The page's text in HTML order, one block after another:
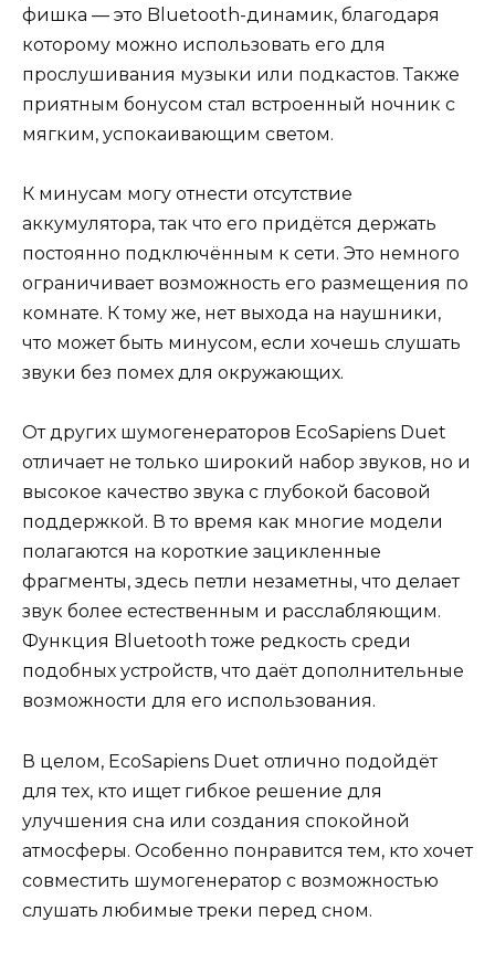
фишка — это Bluetooth-динамик, благодаря
которому можно использовать его для
прослушивания музыки или подкастов. Также
приятным бонусом стал встроенный ночник с
мягким, успокаивающим светом.
К минусам могу отнести отсутствие
аккумулятора, так что его придётся держать
постоянно подключённым к сети. Это немного
ограничивает возможность его размещения по
комнате. К тому же, нет выхода на наушники,
что может быть минусом, если хочешь слушать
звуки без помех для окружающих.
От других шумогенераторов EcoSapiens Duet
отличает не только широкий набор звуков, но и
высокое качество звука с глубокой басовой
поддержкой. В то время как многие модели
полагаются на короткие зацикленные
фрагменты, здесь петли незаметны, что делает
звук более естественным и расслабляющим.
Функция Bluetooth тоже редкость среди
подобных устройств, что даёт дополнительные
возможности для его использования.
В целом, EcoSapiens Duet отлично подойдёт
для тех, кто ищет гибкое решение для
улучшения сна или создания спокойной
атмосферы. Особенно понравится тем, кто хочет
совместить шумогенератор с возможностью
слушать любимые треки перед сном.